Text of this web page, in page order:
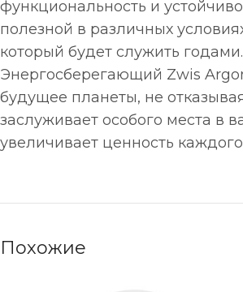
функциональность и
полезной в различных
который будет служить
Энергосберегающий Zwis
будущее планеты, не
заслуживает особого места в
увеличивает ценность
Похожие